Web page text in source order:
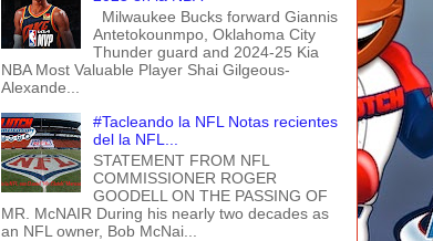
Milwaukee Bucks forward Giannis
Antetokounmpo, Oklahoma City
Thunder guard and 2024-25 Kia
NBA Most Valuable Player Shai Gilgeous-
Alexande...
#Tacleando la NFL Notas recientes
del la NFL...
STATEMENT FROM NFL
COMMISSIONER ROGER
GOODELL ON THE PASSING OF
MR. McNAIR During his nearly two decades as
an NFL owner, Bob McNai...